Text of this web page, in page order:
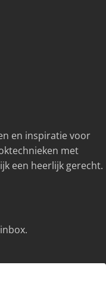
en inspiratie voor
met
een heerlijk gerecht.